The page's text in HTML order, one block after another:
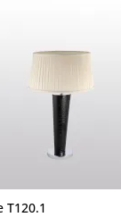
T120.1